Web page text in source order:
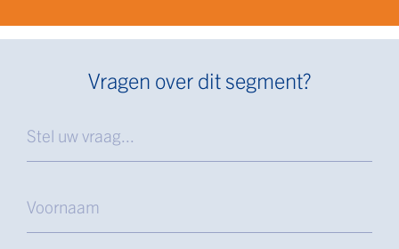
Vragen over dit segment?